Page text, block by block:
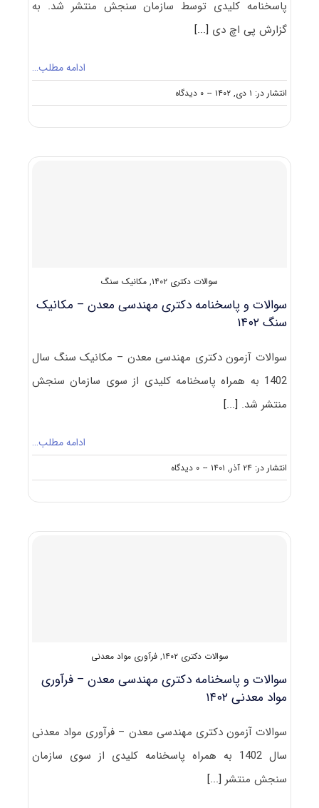
پاسخنامه کلیدی توسط سازمان سنجش منتشر شد. به
گزارش پی اچ دی [...]
ادامه مطلب…
انتشار در: ۱ دی, ۱۴۰۲ -- ۰ دیدگاه
on
سوالات
مهندسی
سوالات دکتری ۱۴۰۲ , مکانیک سنگ
سوالات و پاسخنامه دکتری مهندسی معدن – مکانیک
سنگ ۱۴۰۲
سوالات آزمون دکتری مهندسی معدن – مکانیک سنگ سال
1402 به همراه پاسخنامه کلیدی از سوی سازمان سنجش
منتشر شد. [...]
ادامه مطلب…
انتشار در: ۲۴ آذر, ۱۴۰۱ -- ۰ دیدگاه
on
سوالات
مهندسی
سوالات دکتری ۱۴۰۲ ,فرآوری مواد معدنی
سوالات و پاسخنامه دکتری مهندسی معدن – فرآوری
مواد معدنی ۱۴۰۲
سوالات آزمون دکتری مهندسی معدن – فرآوری مواد معدنی
سال 1402 به همراه پاسخنامه کلیدی از سوی سازمان
سنجش منتشر[...]